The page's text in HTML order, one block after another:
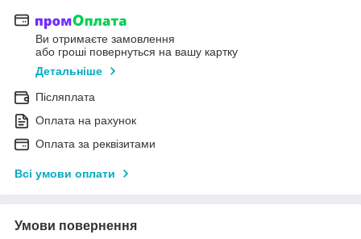
Ви отримаєте замовлення
або гроші повернуться на вашу картку
Детальніше
Післяплата
Оплата на рахунок
Оплата за реквізитами
Всі умови оплати
Умови повернення